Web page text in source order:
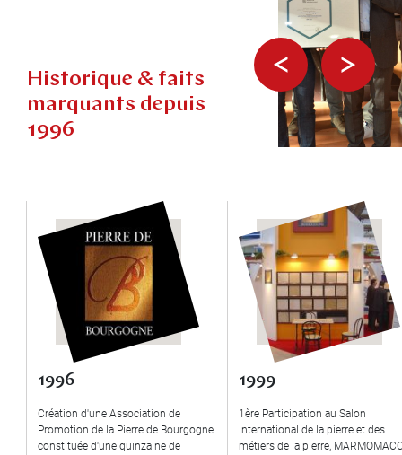
Historique & faits
marquants depuis
1996
1996
Création d'une Association de
Promotion de la Pierre de Bourgogne
constituée d'une quinzaine de
1999
1ère Participation au Salon
International de la pierre et des
métiers de la pierre,